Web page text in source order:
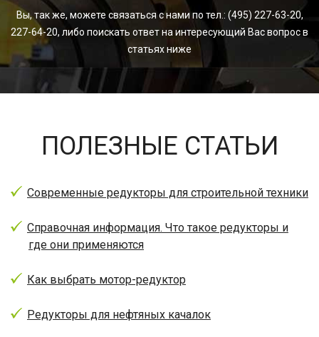
Вы, так же, можете связаться с нами по тел.: (495) 227-63-20,
227-64-20, либо поискать ответ на интересующий Вас вопрос в
статьях ниже
ПОЛЕЗНЫЕ СТАТЬИ
Современные редукторы для строительной техники
Справочная информация. Что такое редукторы и
где они применяются
Как выбрать мотор-редуктор
Редукторы для нефтяных качалок